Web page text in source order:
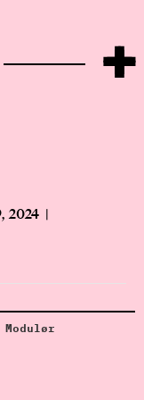
+
2024 |